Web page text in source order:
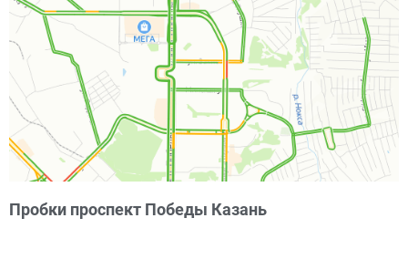
Пробки проспект Победы Казань